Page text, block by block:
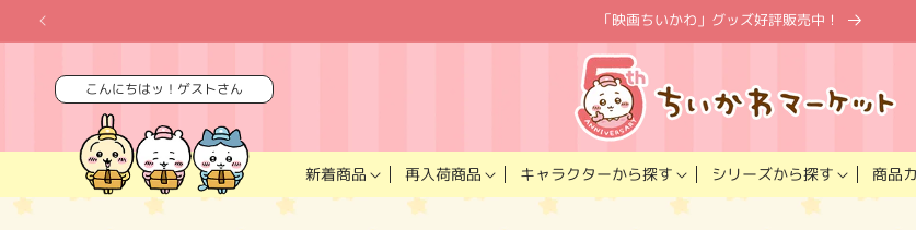
ンツに
進む
「映画ちいかわ」グッズ好評販売中！
こんにちはッ！ゲストさん
新着商品 再入荷商品 キャラクターから探す シリーズから探す 商品